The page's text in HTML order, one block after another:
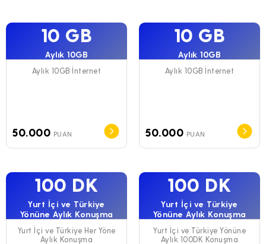
10 GB
Aylık 10GB
Aylık 10GB İnternet
50.000 PUAN
10 GB
Aylık 10GB
Aylık 10GB İnternet
50.000 PUAN
100 DK
Yurt İçi ve Türkiye
Yönüne Aylık Konuşma
Yurt İçi ve Türkiye Her Yöne
Aylık Konuşma
100 DK
Yurt İçi ve Türkiye
Yönüne Aylık Konuşma
Yurt İçi ve Türkiye Yönüne
Aylık 100DK Konuşma